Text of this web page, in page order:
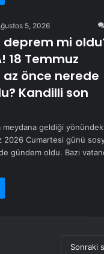
5, 2026
deprem mi
18 Temmuz
önce nerede
Kandilli son
geldiği yönündeki
2026 Cumartesi günü
gündem oldu. Bazı
Sonraki